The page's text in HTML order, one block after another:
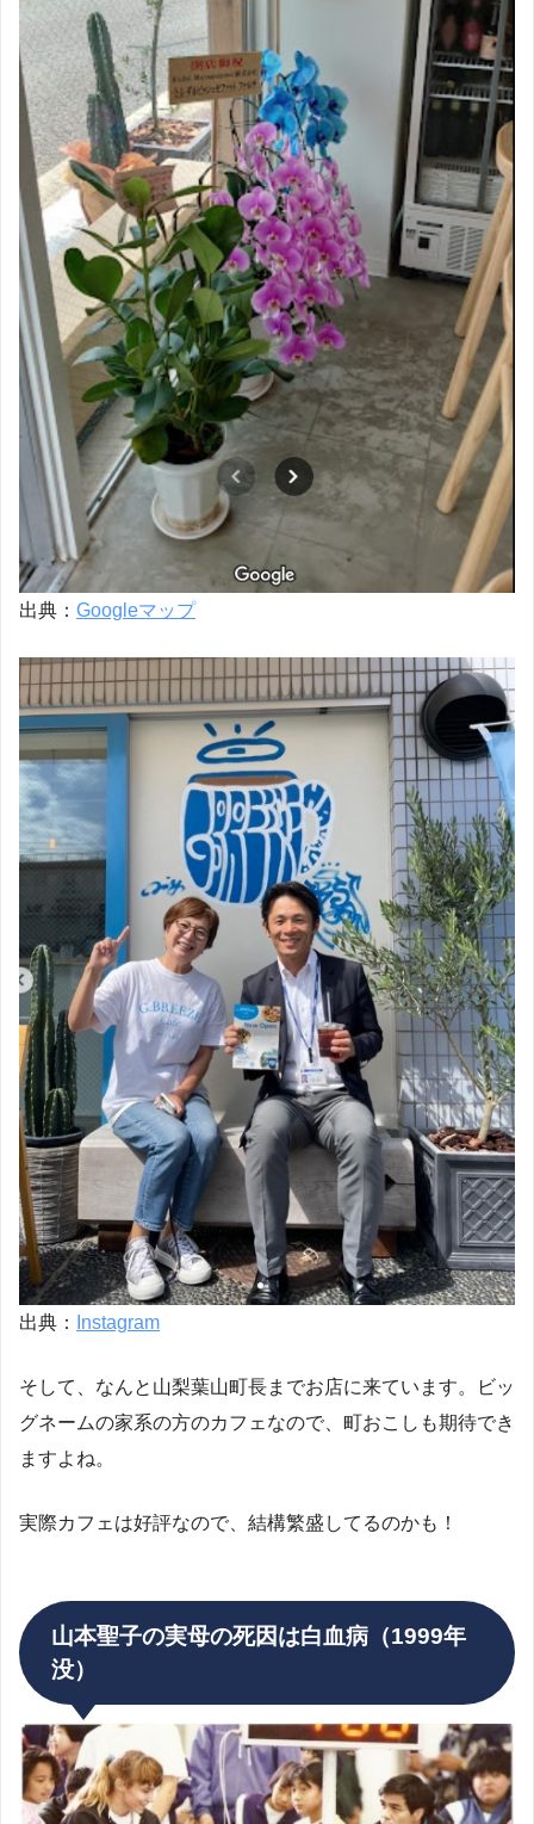
出典： Googleマップ
出典： Instagram
そして、なんと山梨葉山町長までお店に来ています。ビッ
グネームの家系の方のカフェなので、町おこしも期待でき
ますよね。
実際カフェは好評なので、結構繁盛してるのかも！
山本聖子の実母の死因は白血病（1999年
没）